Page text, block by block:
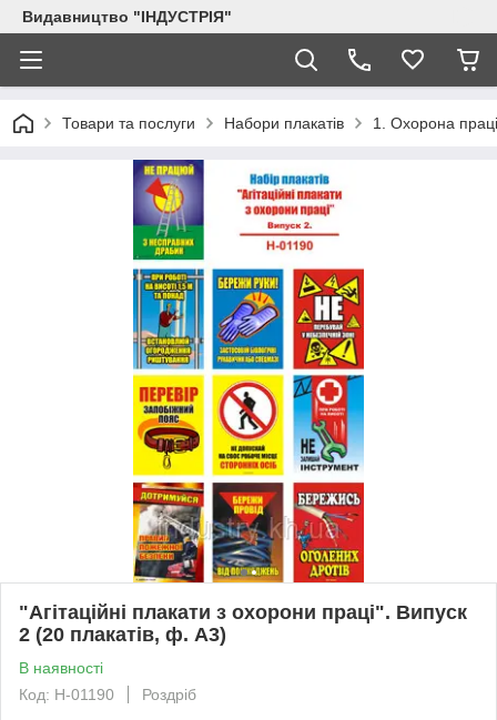
Видавництво "ІНДУСТРІЯ"
Товари та послуги Набори плакатів 1. Охорона
"Агітаційні плакати з охорони праці". Випуск
2 (20 плакатів, ф. А3)
В наявності
Код: Н-01190
Роздріб